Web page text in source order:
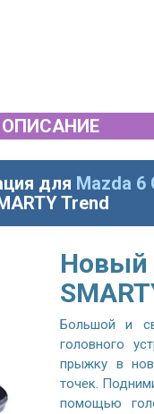
ОПИСАНИЕ
для Mazda 6
Trend
Новый
Большой и
головного
прыжку в
точек.
помощью